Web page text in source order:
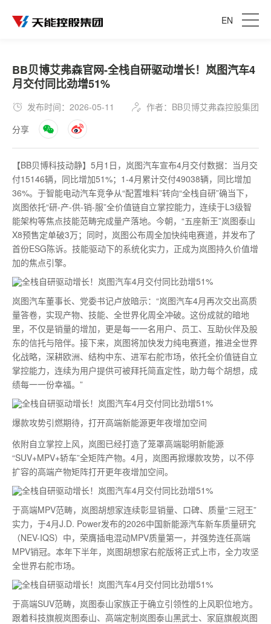
EN
BB贝博艾弗森官网-全栈自研驱动增长！岚图汽车4
月交付同比劲增51%
发布时间：2026-05-11
作者：BB贝博艾弗森控股集团
分享
【BB贝博科技动静】5月1日，岚图汽车宣布4月交付数据：当月交
付15146辆，同比增加51%；1-4月累计交付49038辆，同比增加
36%。于智能电动汽车竞争从“配置堆料”转向“全栈自研”确当下，
岚图依托“研-产-供-销-服”全价值链自立掌控能力，连续于L3级智
能架构等焦点技能范畴完成量产落地。今朝，“五座新王”岚图泰山
X8预售定单破3万；同时，岚图公布周全加快纯电赛道，并发布了
首份ESG陈诉。技能驱动下的系统化实力，正成为岚图持久价值增
加的焦点引擎。
岚图汽车董事长、党委书记卢放暗示：“岚图汽车4月再次交出高质
量答卷，实现产物、技能、全世界化周全冲破。这份成就的暗地
里，不仅是销量的增加，更是每一一名用户、员工、互助伙伴及股
东的信托与陪伴。接下来，岚图将加快发力纯电赛道，推进全世界
化战略，深耕欧洲、结构中东、进军右舵市场，依托全价值链自立
掌控能力，连续为用户提供可被拜托简直定性，助力每个胡想，成
绩每一一份幸福。”
爆款攻势引燃期待，打开高端新能源更年夜增加空间
依附自立掌控上风，岚图已经打造了笼罩高端聪明新能源
“SUV+MPV+轿车”全矩阵产物。4月，岚图再掀爆款攻势，以不停
扩容的高端产物矩阵打开更年夜增加空间。
于高端MPV范畴，岚图胡想家连续彰显销量、口碑、质量“三冠王”
实力，于4月J.D. Power发布的2026中国新能源汽车新车质量研究
（NEV-IQS）中，荣膺插电混动MPV质量第一，并强势连任高端
MPV销冠。本年下半年，岚图胡想家右舵版将正式上市，全力攻坚
全世界右舵市场。
于高端SUV范畴，岚图泰山家族正于确立引领性的上风职位地方。
跟着科技旗舰岚图泰山、高端定制岚图泰山黑武士、家庭旗舰岚图